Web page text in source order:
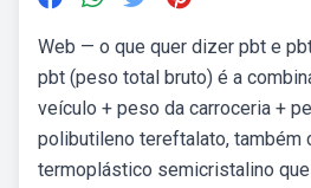
Web — o que quer dizer pbt e
pbt (peso total bruto) é a
veículo + peso da carroceria +
polibutileno tereftalato, também
termoplástico semicristalino